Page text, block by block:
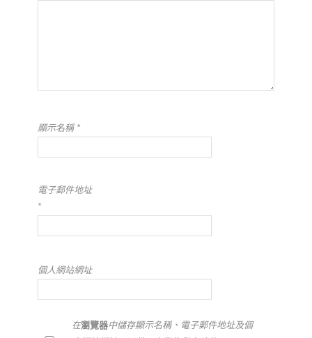
顯示名稱 *
電子郵件地址
*
個人網站網址
在瀏覽器中儲存顯示名稱、電子郵件地址及個